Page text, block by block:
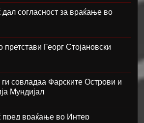
согласност за враќање во
претстави Георг Стојановски
ги совладаа Фарските Острови и
Мундијал
враќање во Интер